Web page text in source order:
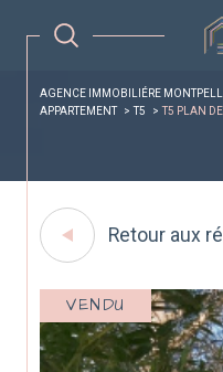
AGENCE IMMOBILIÉRE
APPARTEMENT
T5 T5 PLAN
Retour aux
VENDU